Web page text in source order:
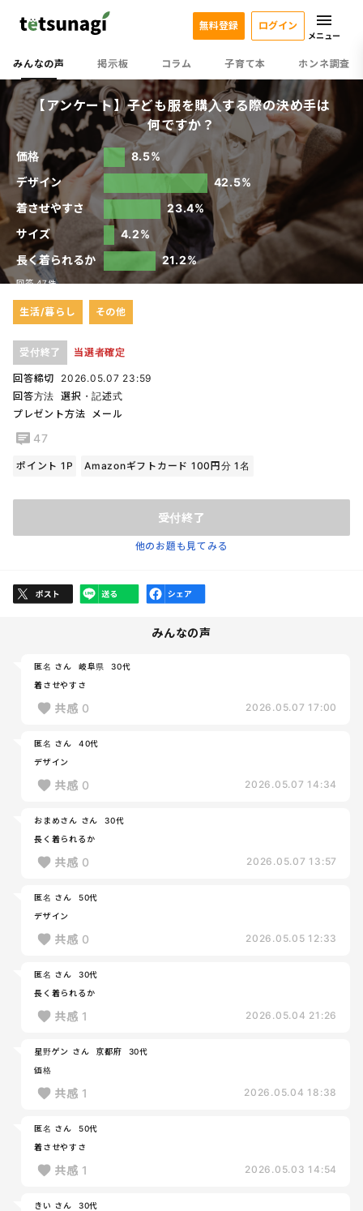
みんなの声 掲示板 コラム 子育て本 ホンネ調査
無料登録 ログイン
メニュー
【アンケート】子ども服を購入する際の決め手は
何ですか？
価格
8.5%
デザイン
42.5%
着させやすさ
23.4%
サイズ
4.2%
長く着られるか
21.2%
回答 47件
生活/暮らし その他
受付終了 当選者確定
回答締切
2026.05.07 23:59
回答方法 選択・記述式
プレゼント方法
メール
47
ポイント 1P Amazonギフトカード 100円分 1名
受付終了
他のお題も見てみる
みんなの声
匿名 さん 岐阜県
30代
着させやすさ
共感 0 2026.05.07 17:00
匿名 さん
40代
デザイン
共感 0 2026.05.07 14:34
おまめさん さん
30代
長く着られるか
共感 0 2026.05.07 13:57
匿名 さん
50代
デザイン
共感 0 2026.05.05 12:33
匿名 さん
30代
長く着られるか
共感 1 2026.05.04 21:26
星野ゲン さん 京都府
30代
価格
共感 1 2026.05.04 18:38
匿名 さん
50代
着させやすさ
共感 1 2026.05.03 14:54
きい さん
30代